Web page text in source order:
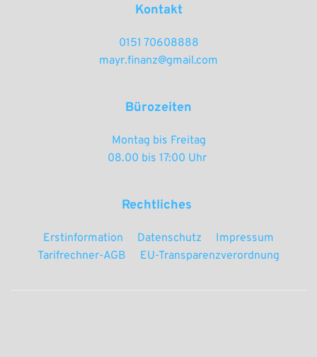
Kontakt
0151 70608888
mayr.finanz@gmail.com
Bürozeiten
Montag bis Freitag
08.00 bis 17:00 Uhr
Rechtliches
Erstinformation Datenschutz
Impressum
Tarifrechner-AGB
EU-Transparenzverordnung